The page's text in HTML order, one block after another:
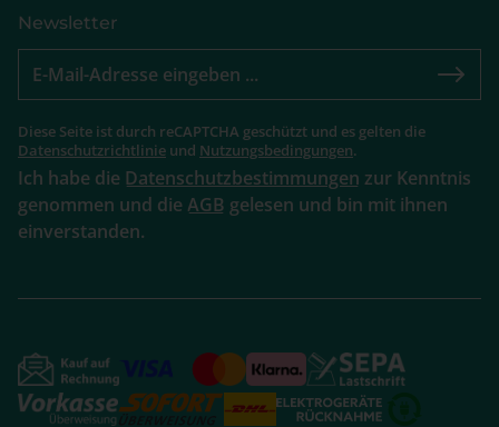
Newsletter
Diese Seite ist durch reCAPTCHA geschützt und es gelten die
Datenschutzrichtlinie und Nutzungsbedingungen.
Ich habe die Datenschutzbestimmungen zur Kenntnis
genommen und die AGB gelesen und bin mit ihnen
einverstanden.